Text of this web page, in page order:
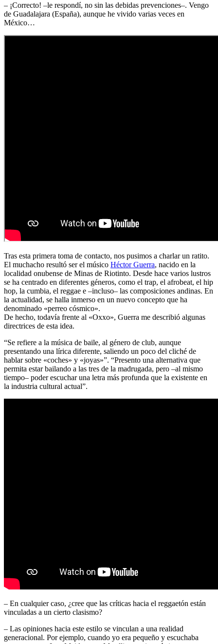
– ¡Correcto! –le respondí, no sin las debidas prevenciones–. Vengo
de Guadalajara (España), aunque he vivido varias veces en
México…
Tras esta primera toma de contacto, nos pusimos a charlar un ratito.
El muchacho resultó ser el músico Héctor Guerra, nacido en la
localidad onubense de Minas de Riotinto. Desde hace varios lustros
se ha centrado en diferentes géneros, como el trap, el afrobeat, el hip
hop, la cumbia, el reggae e –incluso– las composiciones andinas. En
la actualidad, se halla inmerso en un nuevo concepto que ha
denominado «perreo cósmico».
De hecho, todavía frente al «Oxxo», Guerra me describió algunas
directrices de esta idea.
“Se refiere a la música de baile, al género de club, aunque
presentando una lírica diferente, saliendo un poco del cliché de
hablar sobre «coches» y «joyas»”. “Presento una alternativa que
permita estar bailando a las tres de la madrugada, pero –al mismo
tiempo– poder escuchar una letra más profunda que la existente en
la industria cultural actual”.
– En cualquier caso, ¿cree que las críticas hacia el reggaetón están
vinculadas a un cierto clasismo?
– Las opiniones hacia este estilo se vinculan a una realidad
generacional. Por ejemplo, cuando yo era pequeño y escuchaba